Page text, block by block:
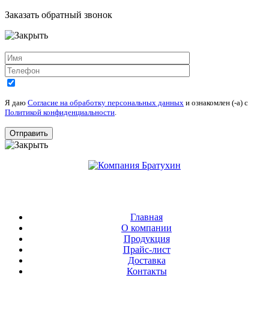
Заказать обратный звонок
Я даю Согласие на обработку персональных данных и ознакомлен (-а) c
Политикой конфиденциальности.
Главная
О компании
Продукция
Прайс-лист
Доставка
Контакты